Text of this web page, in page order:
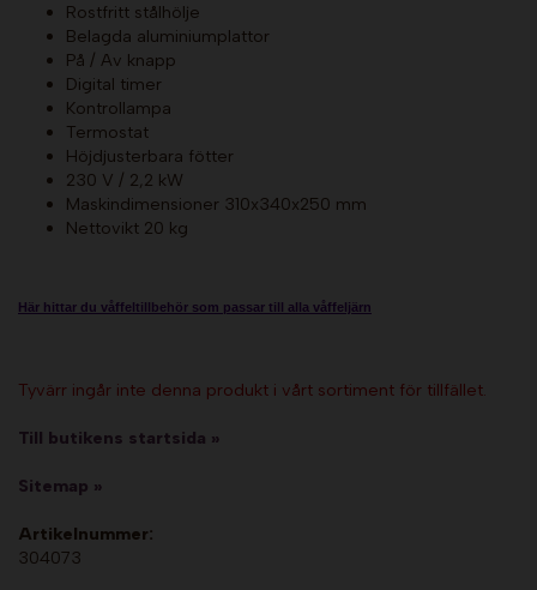
Rostfritt stålhölje
Belagda aluminiumplattor
På / Av knapp
Digital timer
Kontrollampa
Termostat
Höjdjusterbara fötter
230 V / 2,2 kW
Maskindimensioner 310x340x250 mm
Nettovikt 20 kg
Här hittar du våffeltillbehör som passar till alla våffeljärn
Tyvärr ingår inte denna produkt i vårt sortiment för tillfället.
Till butikens startsida »
Sitemap »
Artikelnummer:
304073